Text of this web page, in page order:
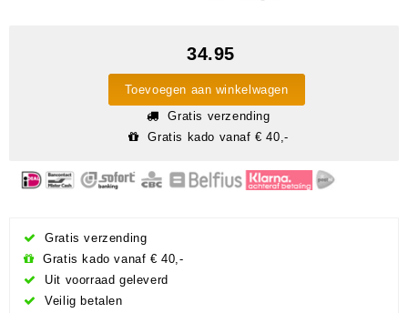
34.95
Toevoegen aan winkelwagen
Gratis verzending
Gratis kado vanaf € 40,-
Gratis verzending
Gratis kado vanaf € 40,-
Uit voorraad geleverd
Veilig betalen